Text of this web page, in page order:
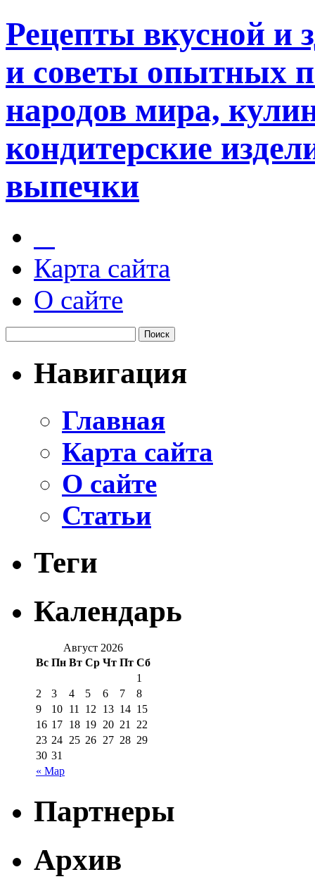
Рецепты вкусной и
и советы опытных
народов мира,
кондитерские
выпечки
Карта сайта
О сайте
Навигация
Главная
Карта сайта
О сайте
Статьи
Теги
Календарь
Август 2026
Вс Пн Вт Ср Чт Пт Сб
« Мар
1
2
3 4 5 6 7
8
9
10 11 12 13 14 15
16 17 18 19 20 21 22
23 24 25 26 27 28 29
30 31
Партнеры
Архив